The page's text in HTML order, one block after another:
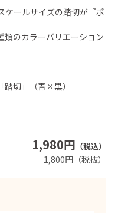
1,980円 （税込）
1,800円（税抜）
ケールサイズの踏切が『ポ
のカラーバリエーション
切」（青×黒）